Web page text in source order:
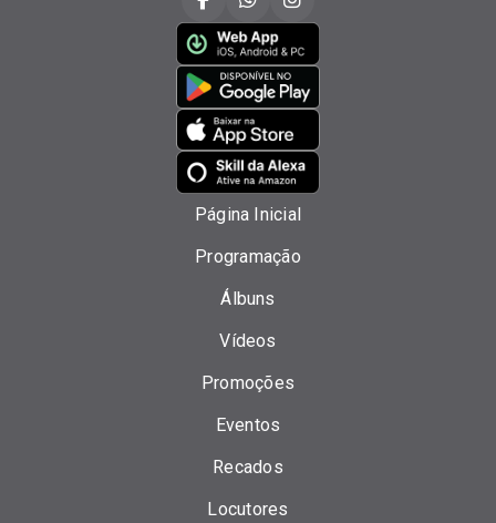
Página Inicial
Programação
Álbuns
Vídeos
Promoções
Eventos
Recados
Locutores